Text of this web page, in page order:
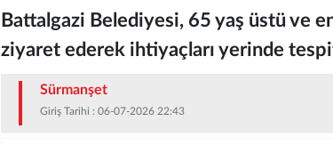
Battalgazi Belediyesi, 65 yaş üstü ve
ziyaret ederek ihtiyaçları yerinde
Sürmanşet
Giriş Tarihi : 06-07-2026 22:43